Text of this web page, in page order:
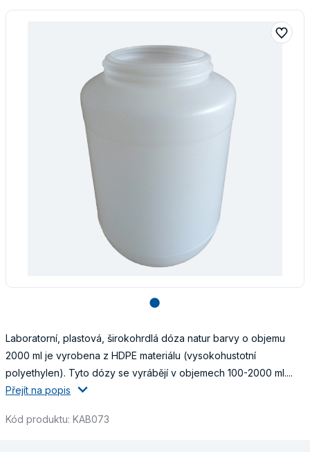
lens
Laboratorní, plastová, širokohrdlá dóza natur barvy o objemu
2000 ml je vyrobena z HDPE materiálu (vysokohustotní
polyethylen). Tyto dózy se vyrábějí v objemech 100-2000 ml....
Přejít na popis
Kód produktu: KAB073